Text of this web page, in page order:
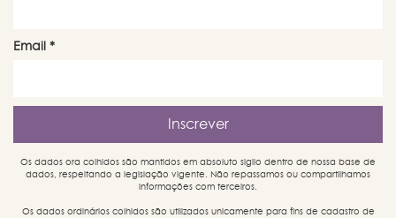
Email *
Os dados ora colhidos são mantidos em absoluto sigilo dentro de nossa base de
dados, respeitando a legislação vigente. Não repassamos ou compartilhamos
informações com terceiros.
Os dados ordinários colhidos são utilizados unicamente para fins de cadastro de